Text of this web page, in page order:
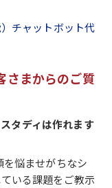
チャットボット代
さまからのご質
タディは作れます
を悩ませがちなシ
いる課題をご教示